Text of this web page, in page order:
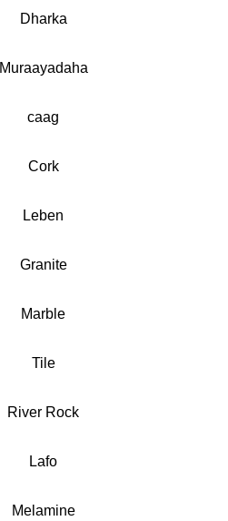
Dharka
Muraayadaha
caag
Cork
Leben
Granite
Marble
Tile
River Rock
Lafo
Melamine